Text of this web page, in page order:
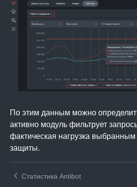
По этим данным можно
активно модуль фильтрует
фактическая нагрузка
защиты.
Статистика Antibot